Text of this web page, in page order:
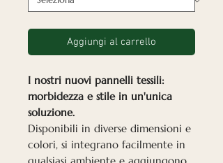
Aggiungi al carrello
I nostri nuovi pannelli tessili:
morbidezza e stile in un'unica
soluzione.
Disponibili in diverse dimensioni e
colori, si integrano facilmente in